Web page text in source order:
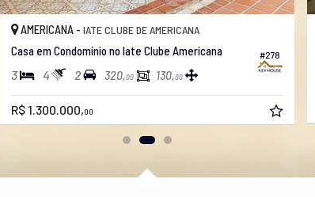
#278
AMERICANA -IATE CLUBE DE AMERICANA
Casa em Condomínio no Iate Clube Americana
3 4 2 320,00 130,00
R$ 1.300.000,00